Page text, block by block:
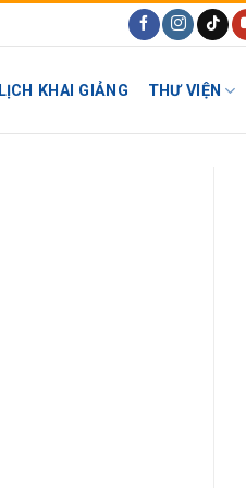
LỊCH KHAI GIẢNG THƯ VIỆN